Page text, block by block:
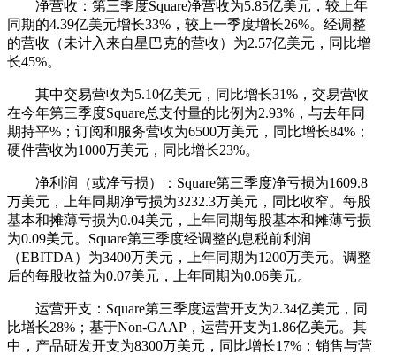
净营收：第三季度Square净营收为5.85亿美元，较上年
同期的4.39亿美元增长33%，较上一季度增长26%。经调整
的营收（未计入来自星巴克的营收）为2.57亿美元，同比增
长45%。
其中交易营收为5.10亿美元，同比增长31%，交易营收
在今年第三季度Square总支付量的比例为2.93%，与去年同
期持平%；订阅和服务营收为6500万美元，同比增长84%；
硬件营收为1000万美元，同比增长23%。
净利润（或净亏损）：Square第三季度净亏损为1609.8
万美元，上年同期净亏损为3232.3万美元，同比收窄。每股
基本和摊薄亏损为0.04美元，上年同期每股基本和摊薄亏损
为0.09美元。Square第三季度经调整的息税前利润
（EBITDA）为3400万美元，上年同期为1200万美元。调整
后的每股收益为0.07美元，上年同期为0.06美元。
运营开支：Square第三季度运营开支为2.34亿美元，同
比增长28%；基于Non-GAAP，运营开支为1.86亿美元。其
中，产品研发开支为8300万美元，同比增长17%；销售与营